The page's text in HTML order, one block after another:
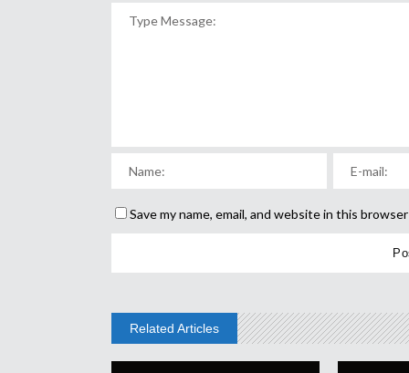
Save my name, email, and website in this
Related Articles